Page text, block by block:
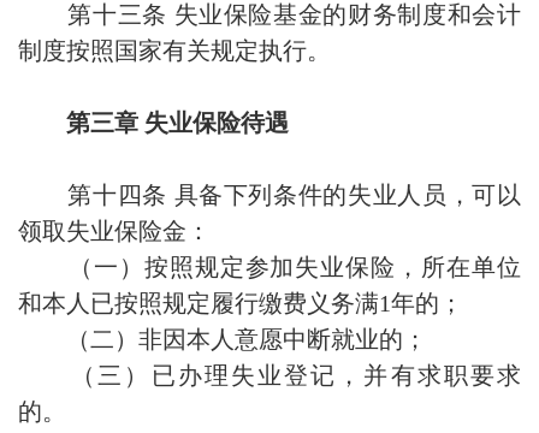
第十三条 失业保险基金的财务制度和会计
制度按照国家有关规定执行。
第三章 失业保险待遇
第十四条 具备下列条件的失业人员，可以
领取失业保险金：
（一）按照规定参加失业保险，所在单位
和本人已按照规定履行缴费义务满1年的；
（二）非因本人意愿中断就业的；
（三）已办理失业登记，并有求职要求
的。